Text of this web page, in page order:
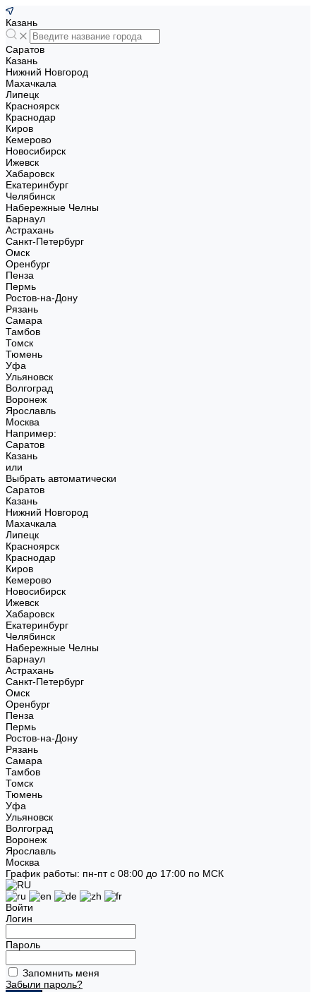
Казань
Саратов
Казань
Нижний Новгород
Махачкала
Липецк
Красноярск
Краснодар
Киров
Кемерово
Новосибирск
Ижевск
Хабаровск
Екатеринбург
Челябинск
Набережные Челны
Барнаул
Астрахань
Санкт-Петербург
Омск
Оренбург
Пенза
Пермь
Ростов-на-Дону
Рязань
Самара
Тамбов
Томск
Тюмень
Уфа
Ульяновск
Волгоград
Воронеж
Ярославль
Москва
Например:
Саратов
Казань
или
Выбрать автоматически
Саратов
Казань
Нижний Новгород
Махачкала
Липецк
Красноярск
Краснодар
Киров
Кемерово
Новосибирск
Ижевск
Хабаровск
Екатеринбург
Челябинск
Набережные Челны
Барнаул
Астрахань
Санкт-Петербург
Омск
Оренбург
Пенза
Пермь
Ростов-на-Дону
Рязань
Самара
Тамбов
Томск
Тюмень
Уфа
Ульяновск
Волгоград
Воронеж
Ярославль
Москва
График работы: пн-пт с 08:00 до 17:00 по МСК
Войти
Логин
Пароль
Запомнить меня
Забыли пароль?